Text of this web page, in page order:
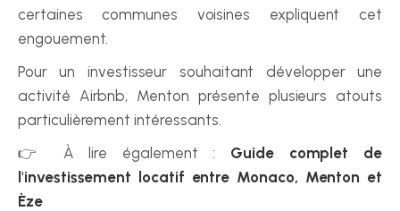
certaines communes voisines expliquent cet
engouement.
Pour un investisseur souhaitant développer une
activité Airbnb, Menton présente plusieurs atouts
particulièrement intéressants.
👉 À lire également : Guide complet de
l'investissement locatif entre Monaco, Menton et
Èze